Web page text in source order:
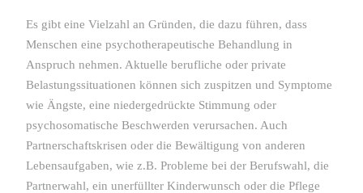
Es gibt eine Vielzahl an Gründen, die dazu führen, dass
Menschen eine psychotherapeutische Behandlung in
Anspruch nehmen. Aktuelle berufliche oder private
Belastungssituationen können sich zuspitzen und Symptome
wie Ängste, eine niedergedrückte Stimmung oder
psychosomatische Beschwerden verursachen. Auch
Partnerschaftskrisen oder die Bewältigung von anderen
Lebensaufgaben, wie z.B. Probleme bei der Berufswahl, die
Partnerwahl, ein unerfüllter Kinderwunsch oder die Pflege